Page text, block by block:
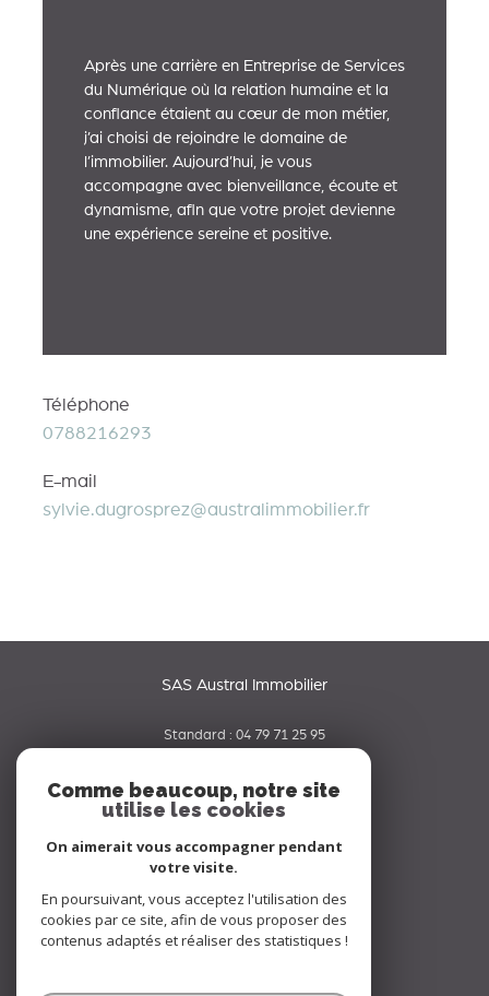
Après une carrière en Entreprise de Services
du Numérique où la relation humaine et la
confiance étaient au cœur de mon métier,
j’ai choisi de rejoindre le domaine de
l’immobilier. Aujourd’hui, je vous
accompagne avec bienveillance, écoute et
dynamisme, afin que votre projet devienne
une expérience sereine et positive.
Téléphone
0788216293
E-mail
sylvie.dugrosprez@australimmobilier.fr
SAS Austral Immobilier
Standard : 04 79 71 25 95
contact@australimmobilier.fr
73000
Nous suivre sur
Comme beaucoup, notre site
utilise les cookies
On aimerait vous accompagner pendant
votre visite.
En poursuivant, vous acceptez l'utilisation des
cookies par ce site, afin de vous proposer des
contenus adaptés et réaliser des statistiques !